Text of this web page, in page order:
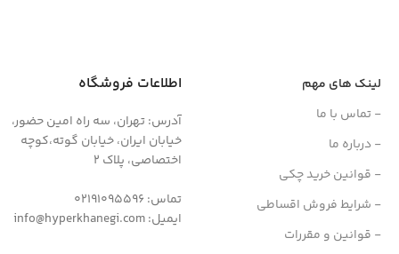
لینک های مهم
- تماس با ما
- درباره ما
- قوانین خرید چکی
- شرایط فروش اقساطی
- قوانین و مقررات
اطلاعات فروشگاه
آدرس: تهران، سه راه امین حضور،
خیابان ایران، خیابان گوته،کوچه
اختصاصی، پلاک 2
تماس: 02191095596
ایمیل: info@hyperkhanegi.com